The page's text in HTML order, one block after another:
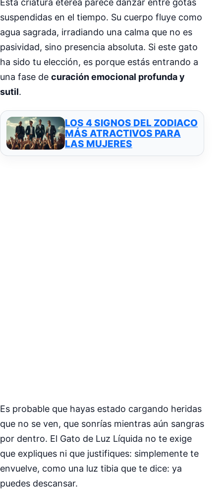
Esta criatura etérea parece danzar entre gotas
suspendidas en el tiempo. Su cuerpo fluye como
agua sagrada, irradiando una calma que no es
pasividad, sino presencia absoluta. Si este gato
ha sido tu elección, es porque estás entrando a
una fase de curación emocional profunda y
sutil.
LOS 4 SIGNOS DEL ZODIACO
MÁS ATRACTIVOS PARA
LAS MUJERES
Es probable que hayas estado cargando heridas
que no se ven, que sonrías mientras aún sangras
por dentro. El Gato de Luz Líquida no te exige
que expliques ni que justifiques: simplemente te
envuelve, como una luz tibia que te dice: ya
puedes descansar.